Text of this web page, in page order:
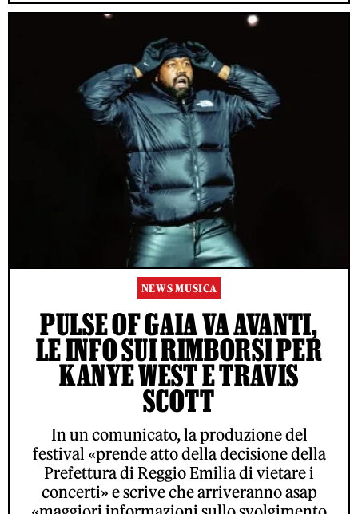
NEWS MUSICA
PULSE OF GAIA VA AVANTI,
LE INFO SUI RIMBORSI PER
KANYE WEST E TRAVIS
SCOTT
In un comunicato, la produzione del
festival «prende atto della decisione della
Prefettura di Reggio Emilia di vietare i
concerti» e scrive che arriveranno asap